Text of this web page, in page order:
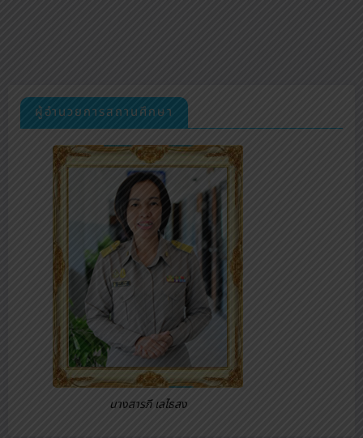
ผู้อำนวยการสถานศึกษา
นางสารภี เลไธสง